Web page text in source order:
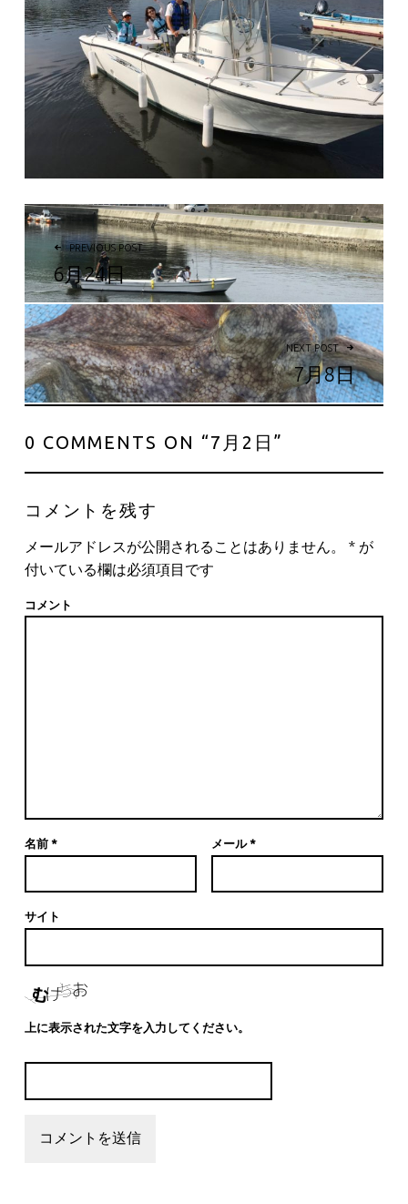
投稿ナビゲーション
PREVIOUS POST
6月24日
NEXT POST
7月8日
0 COMMENTS ON “7月2日 ”
コメントを残す
メールアドレスが公開されることはありません。 *が
付いている欄は必須項目です
コメント
名前 * メール*
サイト
上に表示された文字を入力してください。